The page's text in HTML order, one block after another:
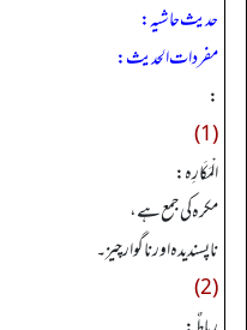
حدیث حاشیہ:
مفردات الحدیث:
:
(1)
الْمَكَارِه:
مكره کی جمع ہے،
ناپسندیدہ اور ناگوار چیز۔
(2)